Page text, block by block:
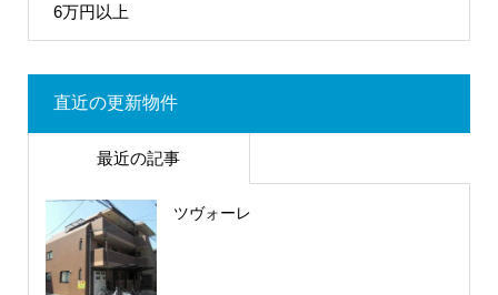
6万円以上
直近の更新物件
最近の記事
ツヴォーレ